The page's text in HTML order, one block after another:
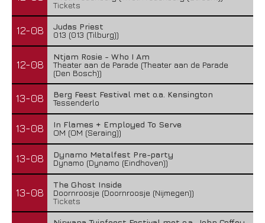
Tickets
12-08
Judas Priest
013 (013 (Tilburg))
12-08
Ntjam Rosie - Who I Am
Theater aan de Parade (Theater aan de Parade
(Den Bosch))
13-08
Berg Feest Festival met o.a. Kensington
Tessenderlo
13-08
In Flames + Employed To Serve
OM (OM (Seraing))
13-08
Dynamo Metalfest Pre-party
Dynamo (Dynamo (Eindhoven))
13-08
The Ghost Inside
Doornroosje (Doornroosje (Nijmegen))
Tickets